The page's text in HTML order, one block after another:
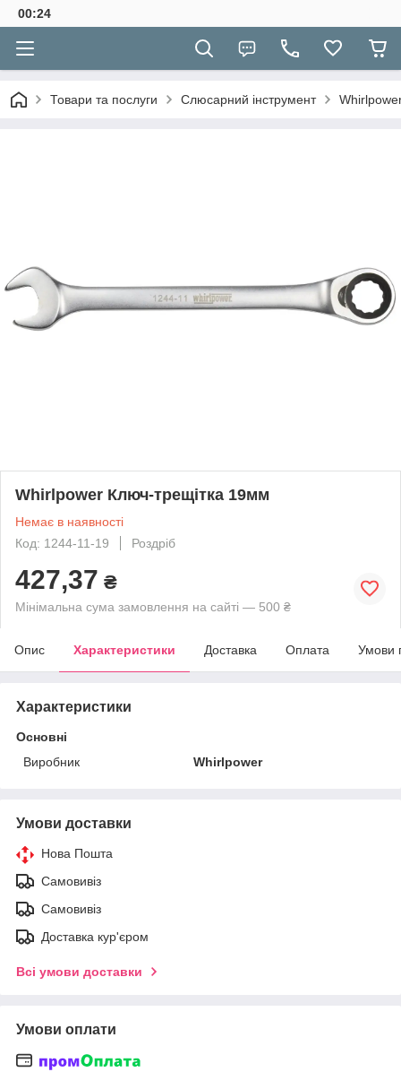
00:24
Товари та послуги Слюсарний інструмент
Whirlpower Ключ-трещітка 19мм
Немає в наявності
Код: 1244-11-19
Роздріб
427,37 ₴
Мінімальна сума замовлення на сайті — 500 ₴
Опис Характеристики Доставка Оплата Умови
Характеристики
Основні
Виробник
Whirlpower
Умови доставки
Нова Пошта
Самовивіз
Самовивіз
Доставка кур'єром
Всі умови доставки
Умови оплати